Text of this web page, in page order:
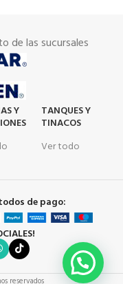
de las sucursales
Y TANQUES Y
TINACOS
Ver todo
de pago:
reservados